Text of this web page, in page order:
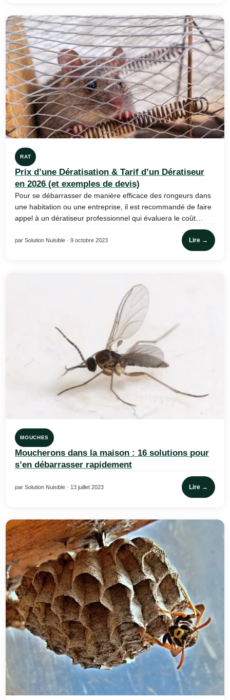
RAT
Prix d’une Dératisation & Tarif d’un Dératiseur
en 2026 (et exemples de devis)
Pour se débarrasser de manière efficace des rongeurs dans
une habitation ou une entreprise, il est recommandé de faire
appel à un dératiseur professionnel qui évaluera le coût…
par Solution Nuisible · 9 octobre 2023 Lire →
MOUCHES
Moucherons dans la maison : 16 solutions pour
s’en débarrasser rapidement
par Solution Nuisible · 13 juillet 2023 Lire →